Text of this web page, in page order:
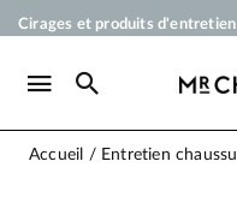
Cirages et produits
Paiement en 3x
Accueil Entretien